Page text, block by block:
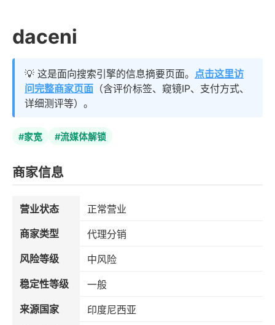
daceni
💡 这是面向搜索引擎的信息摘要页面。 点击这里访
问完整商家页面 （含评价标签、窥镜IP、支付方式、
详细测评等）。
#家宽 #流媒体解锁
商家信息
营业状态
正常营业
商家类型
代理分销
风险等级
中风险
稳定性等级
一般
来源国家
印度尼西亚